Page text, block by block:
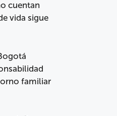
cuentan
vida sigue
familiar